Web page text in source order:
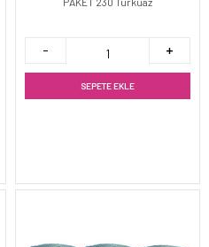
SEPETE EKLE